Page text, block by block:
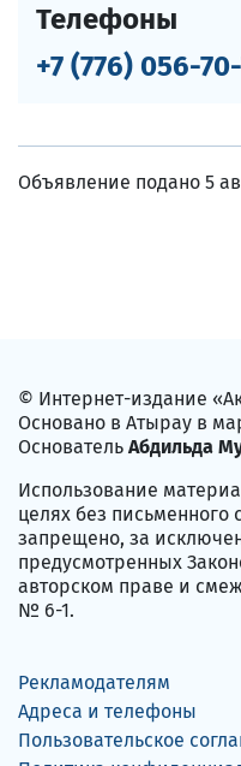
Телефоны
+7 (776) 056-
Объявление подано 5
© Интернет-издание
Основано в Атырау в
Основатель Абдильда
Использование
целях без
запрещено, за
предусмотренных
авторском праве и
№ 6-1.
Рекламодателям
Адреса и телефоны
Пользовательское